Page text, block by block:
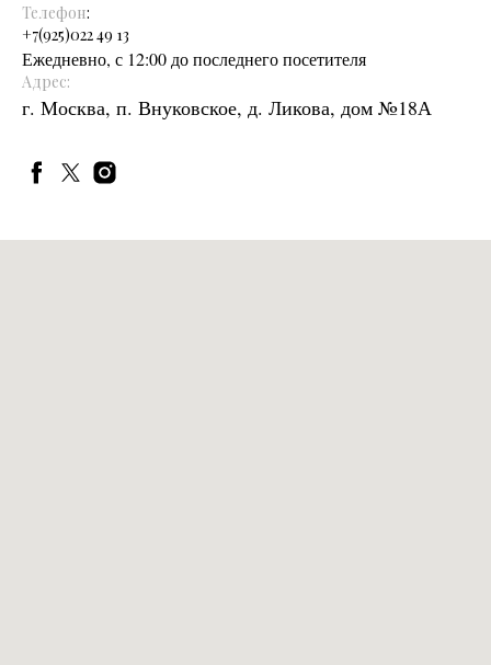
Телефон:
+7(925)022 49 13
Ежедневно, с 12:00 до последнего посетителя
Адрес:
г. Москва, п. Внуковское, д. Ликова, дом №18А